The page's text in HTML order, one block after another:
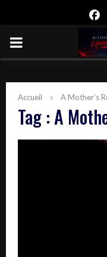
PRIMARY
Accueil A Mother’s
Tag : A